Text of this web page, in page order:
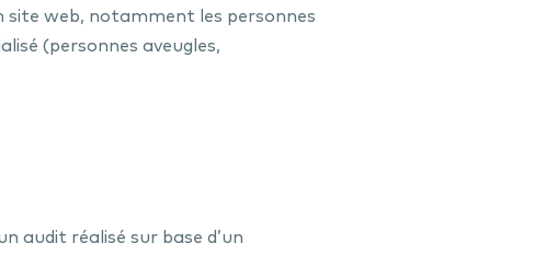
web, notamment les personnes
(personnes aveugles,
audit réalisé sur base d’un